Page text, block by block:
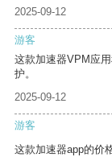
2025-09-12
游客
这款加速器VPM应
护。
2025-09-12
游客
这款加速器app的价